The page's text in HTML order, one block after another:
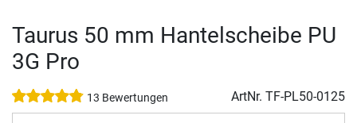
Taurus 50 mm Hantelscheibe PU
3G Pro
13 Bewertungen ArtNr. TF-PL50-0125